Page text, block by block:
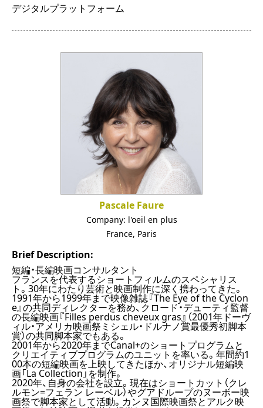
デジタルプラットフォーム
Pascale Faure
Company: l'oeil en plus
France, Paris
Brief Description:
短編・長編映画コンサルタント
フランスを代表するショートフィルムのスペシャリス
ト。30年にわたり芸術と映画制作に深く携わってきた。
1991年から1999年まで映像雑誌『The Eye of the Cyclon
e』の共同ディレクターを務め、クロード・デューティ監督
の長編映画『Filles perdus cheveux gras』（2001年ドーヴ
ィル・アメリカ映画祭ミシェル・ドルナノ賞最優秀初脚本
賞）の共同脚本家でもある。
2001年から2020年までCanal+のショートプログラムと
クリエイティブプログラムのユニットを率いる。年間約1
00本の短編映画を上映してきたほか、オリジナル短編映
画「La Collection」を制作。
2020年、自身の会社を設立。現在はショートカット（クレ
ルモン=フェラン レーベル）やグアドループのヌーボー映
画祭で脚本家として活動。カンヌ国際映画祭とアルク映